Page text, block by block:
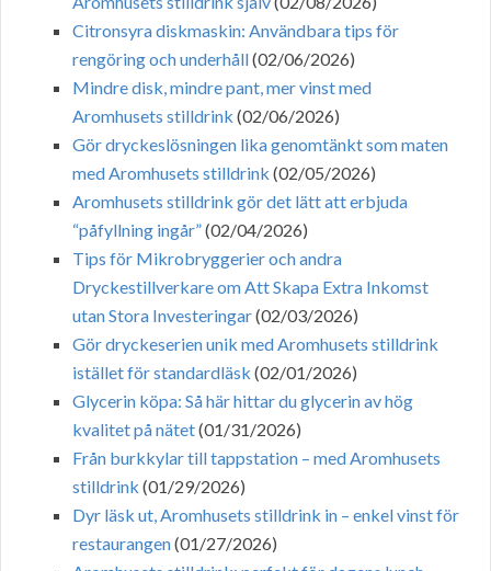
Citronsyra diskmaskin: Användbara tips för
rengöring och underhåll(02/06/2026)
Mindre disk, mindre pant, mer vinst med
Aromhusets stilldrink (02/06/2026)
Gör dryckeslösningen lika genomtänkt som maten
med Aromhusets stilldrink (02/05/2026)
Aromhusets stilldrink gör det lätt att erbjuda
“påfyllning ingår”(02/04/2026)
Tips för Mikrobryggerier och andra
Dryckestillverkare om Att Skapa Extra Inkomst
utan Stora Investeringar(02/03/2026)
Gör dryckeserien unik med Aromhusets stilldrink
istället för standardläsk (02/01/2026)
Glycerin köpa: Så här hittar du glycerin av hög
kvalitet på nätet(01/31/2026)
Från burkkylar till tappstation – med Aromhusets
stilldrink (01/29/2026)
Dyr läsk ut, Aromhusets stilldrink in – enkel vinst för
restaurangen(01/27/2026)